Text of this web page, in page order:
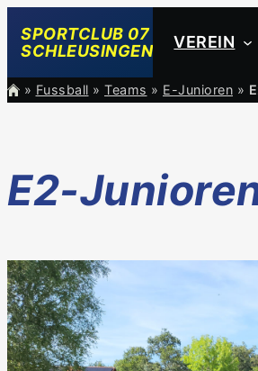
Inhalt
springen
SPORTCLUB 07
SCHLEUSINGEN
VEREIN
» Fussball » Teams » E-Junioren »
E2-